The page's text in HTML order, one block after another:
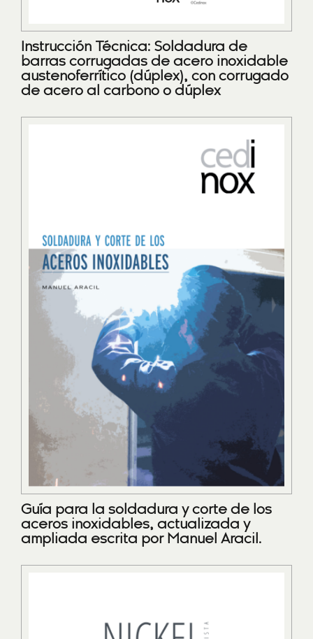
Instrucción Técnica: Soldadura de
barras corrugadas de acero inoxidable
austenoferrítico (dúplex), con corrugado
de acero al carbono o dúplex
Guía para la soldadura y corte de los
aceros inoxidables, actualizada y
ampliada escrita por Manuel Aracil.